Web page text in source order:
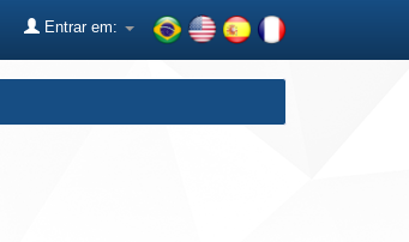
Entrar em: